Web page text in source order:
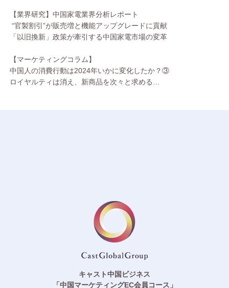
【業界研究】中国家電業界分析レポート
“官製割引”が販売増と機能アップグレードに貢献
「以旧換新」政策が牽引する中国家電市場の変革
【マーケティングコラム】
中国人の消費行動は2024年いかに変化したか？③
ロイヤルティは消え、新商品を次々と求める…
キャスト中国ビジネス
「中国マーケティングEC会員コース」